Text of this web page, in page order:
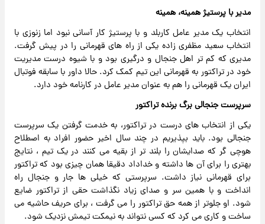
مدیر با پرستیژ همینه، همینه
انتخاب یک مدیر عامل کاربلد و با پرستیژ کار آسانی نبود اما زنوزی با
انتخاب سعید مظفری زاده یکی از راه های قهرمانی را در پیش گرفت.
مدیری که کم تر اهل جنجال و درگیری بود و با شیوه درست مدیریت
خود در تراکتور به قهرمانی این تیم کمک کرد‌. حالا داور با سابقه فوتبال
ایران یک قهرمانی را هم به عنوان مدیر عامل در کارنامه خود دارد.
سرپرست جنجالی برگ برنده تراکتور
یکی از انتخاب های درست در تراکتور، به خدمت گرفتن یک سرپرست
جنجالی بود. باید بپذیریم در چند سال اخیر حضور افراد به اصطلاح
هوچی گر که صدایشان را بلند تر از بقیه می کنند در یک تیم ، نتایج
بهتری را برای آن ها داشته و خداداد دقیقا همان چیزی بود که تراکتور
برای قهرمانی نیاز داشت. سرپرستی که خیلی ها جار و جنجال راه
انداخت و با همین سر و صدای زیاد نگذاشت حقی از تراکتور ضایع
شود. او جلوتر از همه حق تراکتور را می گرفت ، برای حریف حاشیه می
ساخت و کاری می کرد که کسی نتواند به نیمکت تیمش نزدیک شود.